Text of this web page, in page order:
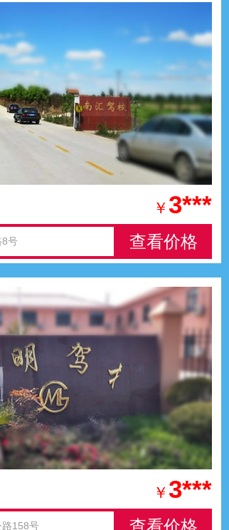
￥ 3***
8号 查看价格
￥ 3***
158号 查看价格